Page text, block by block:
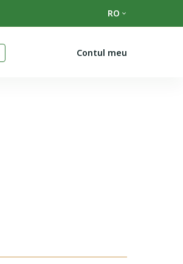
RO
Contul meu